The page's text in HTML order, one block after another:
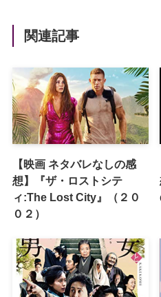
関連記事
【映画 ネタバレなしの感
想】『ザ・ロストシテ
ィ:The Lost City』（２０
０２）